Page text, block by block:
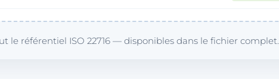
référentiel ISO 22716 — disponibles dans le fichier complet.